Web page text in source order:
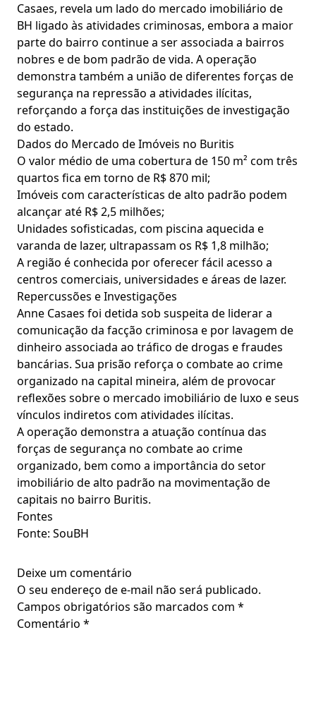
Casaes, revela um lado do mercado imobiliário de
BH ligado às atividades criminosas, embora a maior
parte do bairro continue a ser associada a bairros
nobres e de bom padrão de vida. A operação
demonstra também a união de diferentes forças de
segurança na repressão a atividades ilícitas,
reforçando a força das instituições de investigação
do estado.
Dados do Mercado de Imóveis no Buritis
O valor médio de uma cobertura de 150 m² com três
quartos fica em torno de R$ 870 mil;
Imóveis com características de alto padrão podem
alcançar até R$ 2,5 milhões;
Unidades sofisticadas, com piscina aquecida e
varanda de lazer, ultrapassam os R$ 1,8 milhão;
A região é conhecida por oferecer fácil acesso a
centros comerciais, universidades e áreas de lazer.
Repercussões e Investigações
Anne Casaes foi detida sob suspeita de liderar a
comunicação da facção criminosa e por lavagem de
dinheiro associada ao tráfico de drogas e fraudes
bancárias. Sua prisão reforça o combate ao crime
organizado na capital mineira, além de provocar
reflexões sobre o mercado imobiliário de luxo e seus
vínculos indiretos com atividades ilícitas.
A operação demonstra a atuação contínua das
forças de segurança no combate ao crime
organizado, bem como a importância do setor
imobiliário de alto padrão na movimentação de
capitais no bairro Buritis.
Fontes
Fonte: SouBH
Deixe um comentário
O seu endereço de e-mail não será publicado.
Campos obrigatórios são marcados com *
Comentário *